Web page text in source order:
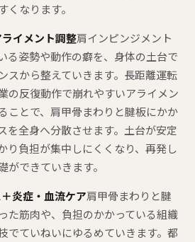
くなります。
イメント調整肩インピンジメント
る姿勢や動作の癖を、身体の土台で
スから整えていきます。長距離運転
の反復動作で崩れやすいアライメン
ことで、肩甲骨まわりと腱板にかか
を全身へ分散させます。土台が安定
り負担が集中しにくくなり、再発し
ができていきます。
炎症・血流ケア肩甲骨まわりと腱
た筋肉や、負担のかかっている組織
でていねいにゆるめていきます。都